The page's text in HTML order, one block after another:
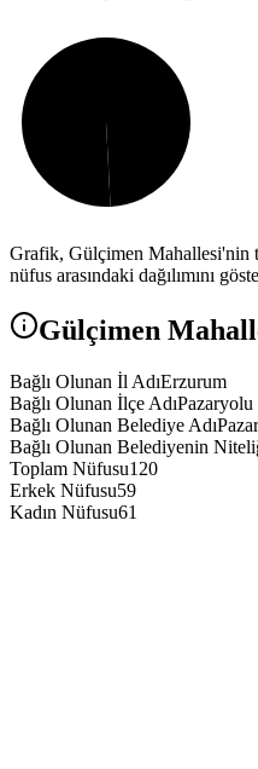
Grafik, Gülçimen Mahallesi'nin
nüfus arasındaki dağılımını
Gülçimen
Bağlı Olunan İl AdıErzurum
Bağlı Olunan İlçe AdıPazaryolu
Bağlı Olunan Belediye Adı
Bağlı Olunan Belediyenin
Toplam Nüfusu120
Erkek Nüfusu59
Kadın Nüfusu61